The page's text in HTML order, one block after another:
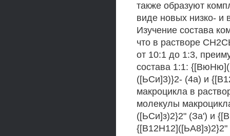
также образуют
виде новых низко- и
Изучение состава
что в растворе
от 10:1 до 1:3,
состава 1:1:
([ЬСи]3)}2- (4а) и
макроцикла в
молекулы
([ЬСи]з)2}2" (За') и
{[В12Н12]([ЬА8]з)2}2"